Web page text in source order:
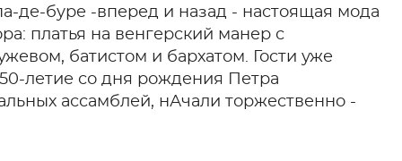
де-буре -вперед и назад - настоящая мода
платья на венгерский манер с
батистом и бархатом. Гости уже
летие со дня рождения Петра
ассамблей, нАчали торжественно -